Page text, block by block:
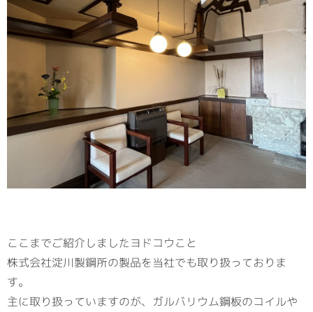
ここまでご紹介しましたヨドコウこと
株式会社淀川製鋼所の製品を当社でも取り扱っておりま
す。
主に取り扱っていますのが、ガルバリウム鋼板のコイルや